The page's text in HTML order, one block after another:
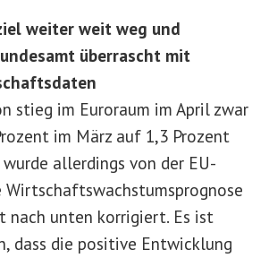
weiter weit weg und
überrascht mit
stieg im Euroraum im April zwar
im März auf 1,3 Prozent
allerdings von der EU-
Wirtschaftswachstumsprognose
nach unten korrigiert. Es ist
dass die positive Entwicklung